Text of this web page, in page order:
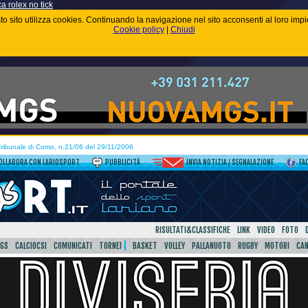
rolex no tick
sito utilizza cookies. Continuando la navigazione nel sito acconsenti al loro
Cookie policy| Chiudi
di Como, n.21/06 del 29/11/2006
CON LARIOSPORT PUBBLICITÀ INVIA NOTIZIA / SEGNALAZIONE
RISULTATI&CLASSIFICHE LINK VIDEO FOTO
CALCIOCSI COMUNICATI TORNEI BASKET VOLLEY PALLANUOTO RUGBY MOTORI